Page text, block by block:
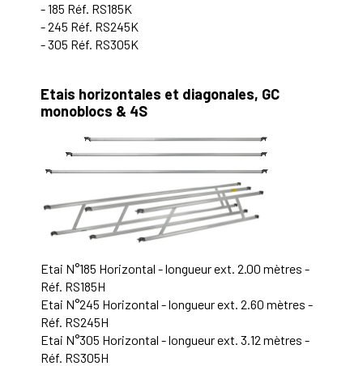
- 185 Réf. RS185K
- 245 Réf. RS245K
- 305 Réf. RS305K
Etais horizontales et diagonales, GC
monoblocs & 4S
Etai N°185 Horizontal - longueur ext. 2.00 mètres -
Réf. RS185H
Etai N°245 Horizontal - longueur ext. 2.60 mètres -
Réf. RS245H
Etai N°305 Horizontal - longueur ext. 3.12 mètres -
Réf. RS305H